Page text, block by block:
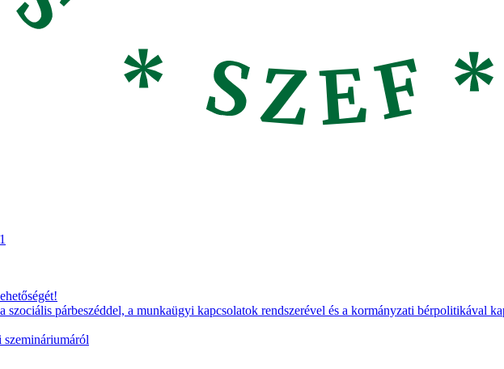
szociális párbeszéddel, a munkaügyi kapcsolatok rendszerével és a kormányzati bérpolitikával
szemináriumáról